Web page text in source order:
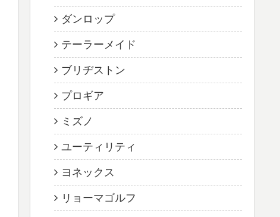
ダンロップ
テーラーメイド
ブリヂストン
プロギア
ミズノ
ユーティリティ
ヨネックス
リョーマゴルフ